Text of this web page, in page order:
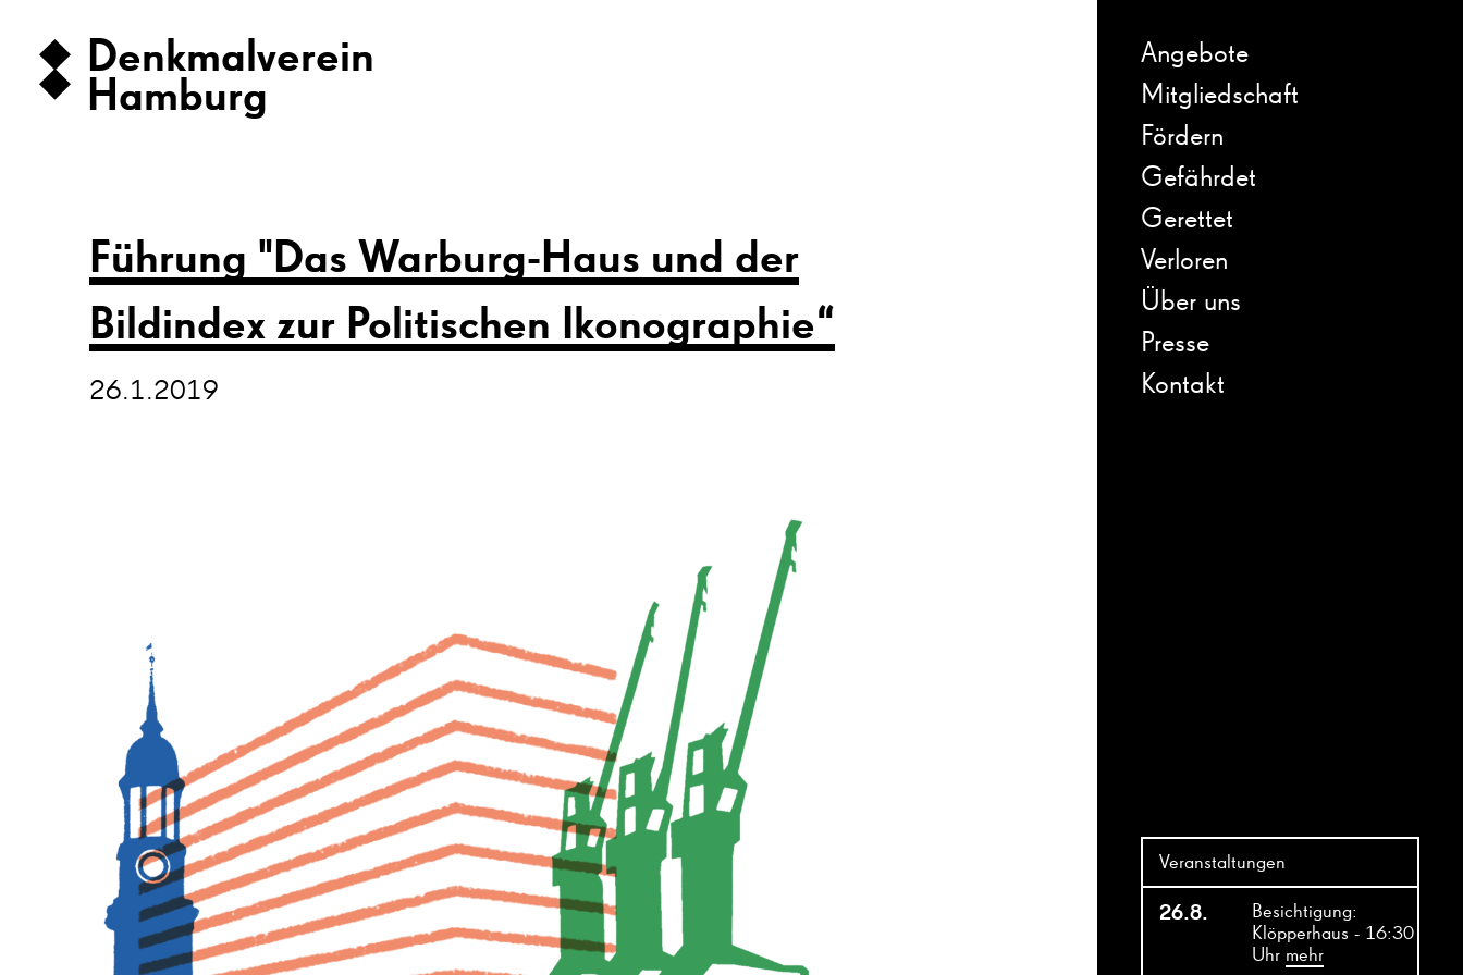
Denkmalverein
Hamburg
Führung "Das Warburg-Haus und der
Bildindex zur Politischen Ikonographie“
26.1.2019
Angebote
Mitgliedschaft
Fördern
Gefährdet
Gerettet
Verloren
Über uns
Presse
Kontakt
Veranstaltungen
26.8.
Besichtigung:
Klöpperhaus - 16:30
Uhr mehr